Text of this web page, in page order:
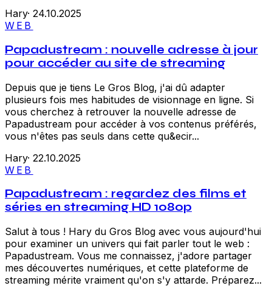
Hary· 24.10.2025
WEB
Papadustream : nouvelle adresse à jour
pour accéder au site de streaming
Depuis que je tiens Le Gros Blog, j'ai dû adapter
plusieurs fois mes habitudes de visionnage en ligne. Si
vous cherchez à retrouver la nouvelle adresse de
Papadustream pour accéder à vos contenus préférés,
vous n'êtes pas seuls dans cette qu&ecir...
Hary· 22.10.2025
WEB
Papadustream : regardez des films et
séries en streaming HD 1080p
Salut à tous ! Hary du Gros Blog avec vous aujourd'hui
pour examiner un univers qui fait parler tout le web :
Papadustream. Vous me connaissez, j'adore partager
mes découvertes numériques, et cette plateforme de
streaming mérite vraiment qu'on s'y attarde. Préparez...